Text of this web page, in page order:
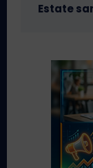
Estate